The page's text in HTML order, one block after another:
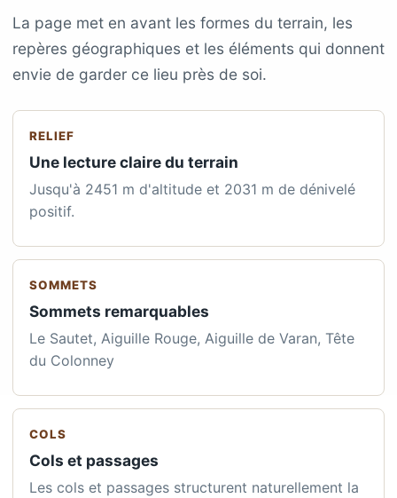
La page met en avant les formes du terrain, les
repères géographiques et les éléments qui donnent
envie de garder ce lieu près de soi.
RELIEF
Une lecture claire du terrain
Jusqu'à 2451 m d'altitude et 2031 m de dénivelé
positif.
SOMMETS
Sommets remarquables
Le Sautet, Aiguille Rouge, Aiguille de Varan, Tête
du Colonney
COLS
Cols et passages
Les cols et passages structurent naturellement la